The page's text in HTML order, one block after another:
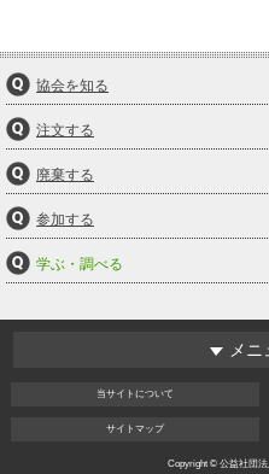
協会を知る
注文する
廃棄する
参加する
学ぶ・調べる
メ
当サイト について
サイト マップ
Copyright © 公益社団